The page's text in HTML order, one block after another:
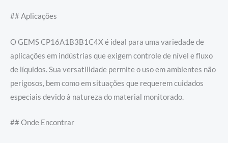
## Aplicações
O GEMS CP16A1B3B1C4X é ideal para uma variedade de
aplicações em indústrias que exigem controle de nível e fluxo
de líquidos. Sua versatilidade permite o uso em ambientes não
perigosos, bem como em situações que requerem cuidados
especiais devido à natureza do material monitorado.
## Onde Encontrar